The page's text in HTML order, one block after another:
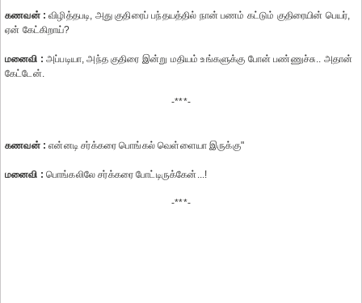
கணவன் : ‌வி‌‌ழி‌த்தபடி, அது கு‌திரை‌ப் ப‌ந்தய‌த்‌தி‌ல் நான் பணம் கட்டு‌ம் குதிரையின் பெயர்,
ஏ‌ன் கேட்கிறாய்?
மனைவி : அப்படியா, அந்த குதிரை இன்று மதியம் உங்களுக்கு போன் ப‌ண்ணு‌ச்சு.. அதா‌ன்
கே‌ட்டே‌ன்.
-***-
கணவன் : என்னடி சர்க்கரை பொங்கல் வெள்ளையா இருக்கு"
மனைவி : பொங்கலிலே சர்க்கரை போட்டிருக்கேன்...!
-***-